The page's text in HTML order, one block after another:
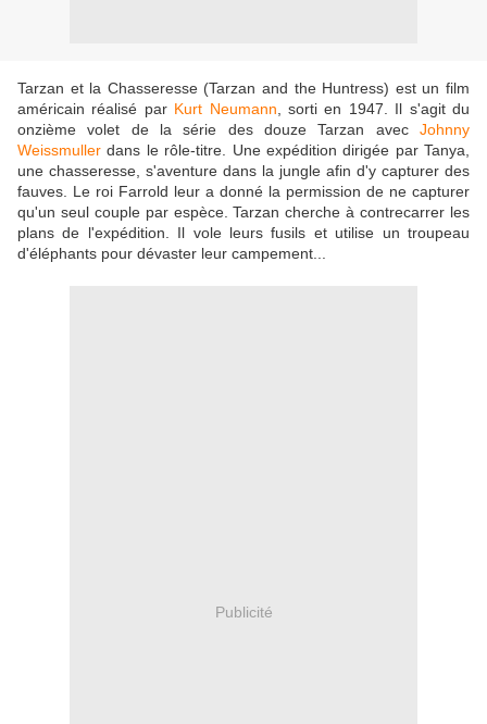
Tarzan et la Chasseresse (Tarzan and the Huntress) est un film
américain réalisé par Kurt Neumann , sorti en 1947. Il s'agit du
onzième volet de la série des douze Tarzan avec Johnny
Weissmuller dans le rôle-titre. Une expédition dirigée par Tanya,
une chasseresse, s'aventure dans la jungle afin d'y capturer des
fauves. Le roi Farrold leur a donné la permission de ne capturer
qu'un seul couple par espèce. Tarzan cherche à contrecarrer les
plans de l'expédition. Il vole leurs fusils et utilise un troupeau
d'éléphants pour dévaster leur campement...
Publicité